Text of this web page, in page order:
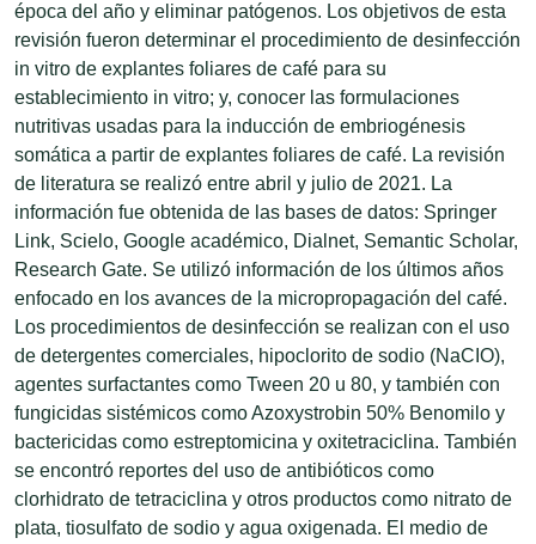
época del año y eliminar patógenos. Los objetivos de esta
revisión fueron determinar el procedimiento de desinfección
in vitro de explantes foliares de café para su
establecimiento in vitro; y, conocer las formulaciones
nutritivas usadas para la inducción de embriogénesis
somática a partir de explantes foliares de café. La revisión
de literatura se realizó entre abril y julio de 2021. La
información fue obtenida de las bases de datos: Springer
Link, Scielo, Google académico, Dialnet, Semantic Scholar,
Research Gate. Se utilizó información de los últimos años
enfocado en los avances de la micropropagación del café.
Los procedimientos de desinfección se realizan con el uso
de detergentes comerciales, hipoclorito de sodio (NaCIO),
agentes surfactantes como Tween 20 u 80, y también con
fungicidas sistémicos como Azoxystrobin 50% Benomilo y
bactericidas como estreptomicina y oxitetraciclina. También
se encontró reportes del uso de antibióticos como
clorhidrato de tetraciclina y otros productos como nitrato de
plata, tiosulfato de sodio y agua oxigenada. El medio de